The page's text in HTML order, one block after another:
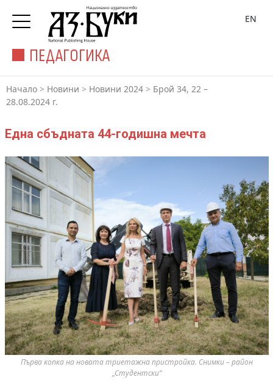
ПЕДАГОГИКА
EN
Начало > Новини > Новини 2024 > Брой 34, 22 –
28.08.2024 г.
Една сбъдната 44-годишна мечта
Първа копка на новата триетажна пристройка. Снимки – район
„Студентски“